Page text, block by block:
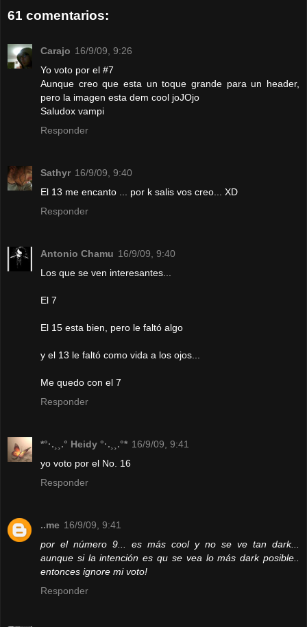
61 comentarios:
Carajo 16/9/09, 9:26
Yo voto por el #7
Aunque creo que esta un toque grande para un header,
pero la imagen esta dem cool joJOjo
Saludox vampi
Responder
Sathyr 16/9/09, 9:40
El 13 me encanto ... por k salis vos creo... XD
Responder
Antonio Chamu 16/9/09, 9:40
Los que se ven interesantes...
El 7
El 15 esta bien, pero le faltó algo
y el 13 le faltó como vida a los ojos...
Me quedo con el 7
Responder
*°·.¸¸.° Heidy °·.¸¸.°* 16/9/09, 9:41
yo voto por el No. 16
Responder
..me 16/9/09, 9:41
por el número 9... es más cool y no se ve tan dark...
aunque si la intención es qu se vea lo más dark posible..
entonces ignore mi voto!
Responder